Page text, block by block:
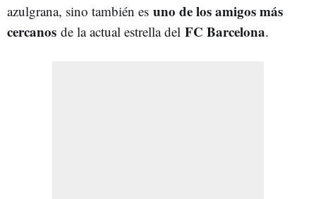
azulgrana, sino también es uno de los amigos más
cercanos de la actual estrella del FC Barcelona.